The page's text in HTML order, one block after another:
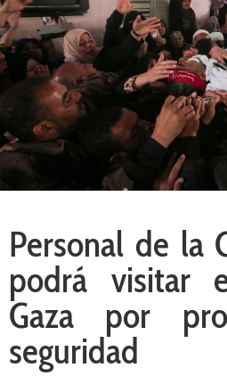
Personal de la
podrá visitar
Gaza por
seguridad